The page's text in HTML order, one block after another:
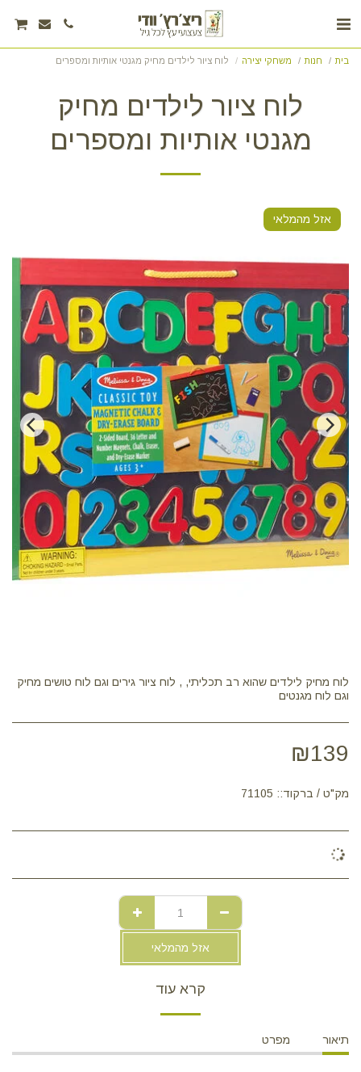
בית חנות משחקי יצירה לוח ציור לילדים מחיק מגנטי אותיות ומספרים
לוח ציור לילדים מחיק
מגנטי אותיות ומספרים
אזל מהמלאי
לוח מחיק לילדים שהוא רב תכליתי, , לוח ציור גירים וגם לוח טושים מחיק
וגם לוח מגנטים
₪139
מק"ט / ברקוד:: 71105
אזל מהמלאי
קרא עוד
תיאור מפרט